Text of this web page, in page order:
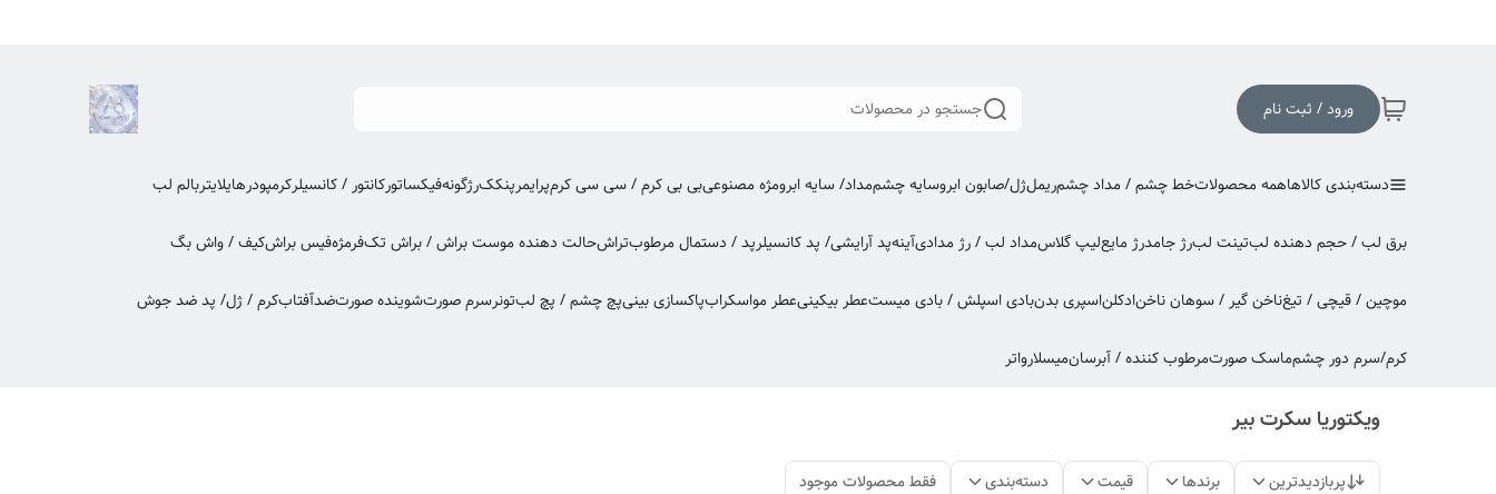
ورود / ثبت نام جستجو در محصولات
دسته‌بندی کالاهاهمه محصولاتخط چشم / مداد چشمریملژل/صابون ابروسایه چشممداد/ سایه ابرومژه مصنوعیبی بی کرم / سی سی کرمپرایمرپنککرژگونهفیکساتورکانتور / کانسیلرکرمپودرهایلایتربالم لب
برق لب / حجم دهنده لبتینت لبرژ جامدرژ مایعلیپ گلاسمداد لب / رژ مدادیآینهپد آرایشی/ پد کانسیلرپد / دستمال مرطوبتراشحالت دهنده موست براش / براش تکفرمژهفیس براشکیف / واش بگ
موچین / قیچی / تیغناخن گیر / سوهان ناخنادکلناسپری بدنبادی اسپلش / بادی میستعطر بیکینیعطر مواسکرابپاکسازی بینیپچ چشم / پچ لبتونرسرم صورتشوینده صورتضدآفتابکرم / ژل/ پد ضد جوش
کرم/سرم دور چشمماسک صورتمرطوب کننده / آبرسانمیسلارواتر
ویکتوریا سکرت بیر
پربازدیدترین برندها قیمت دسته‌بندی فقط محصولات موجود